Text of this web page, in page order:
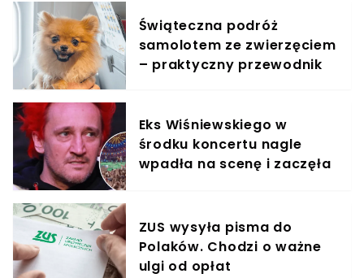
Świąteczna podróż
samolotem ze zwierzęciem
– praktyczny przewodnik
Eks Wiśniewskiego w
środku koncertu nagle
wpadła na scenę i zaczęła
ZUS wysyła pisma do
Polaków. Chodzi o ważne
ulgi od opłat